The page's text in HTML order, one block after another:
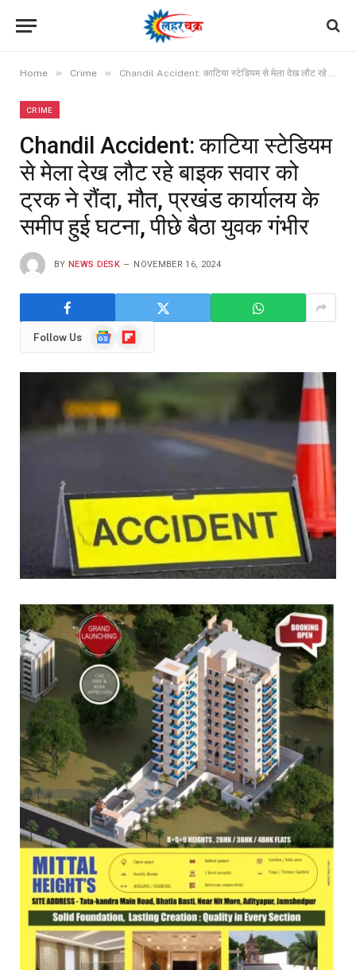
Home » Crime » Chandil Accident: काटिया स्टेडियम से मेला देख लौट रहे बाइक सवार को ट्रक ने रौंदा, मौत, प्रखंड कार्यालय के समीप हुई घटना, पीछे बैठा युवक गंभीर
CRIME
Chandil Accident: काटिया स्टेडियम
से मेला देख लौट रहे बाइक सवार को
ट्रक ने रौंदा, मौत, प्रखंड कार्यालय के
समीप हुई घटना, पीछे बैठा युवक गंभीर
BY NEWS DESK NOVEMBER 16, 2024
Follow Us
GoogleFlipboard